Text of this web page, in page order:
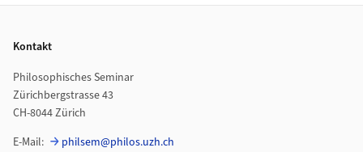
Kontakt
Philosophisches Seminar
Zürichbergstrasse 43
CH-8044 Zürich
E-Mail:
philsem@philos.uzh.ch